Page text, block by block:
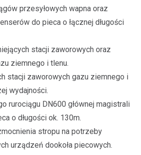
przesyłowych wapna oraz
do pieca o łącznej długości
stacji zaworowych oraz
ziemnego i tlenu.
stacji zaworowych gazu ziemnego i
wydajności.
rurociągu DN600 głównej magistrali
o długości ok. 130m.
stropu na potrzeby
urządzeń dookoła piecowych.